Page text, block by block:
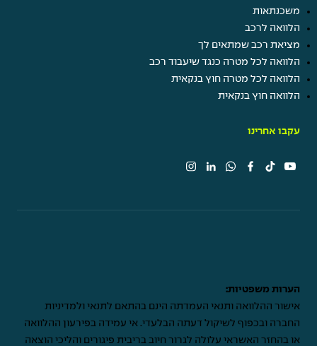
משכנתאות
הלוואה לרכב
מציאת רכב שמתאים לך
הלוואה לכל מטרה כנגד שיעבוד רכב
הלוואה לכל מטרה חוץ בנקאית
הלוואה חוץ בנקאית
עקבו אחרינו
הערות משפטיות:
אישור ההלוואה ותנאי העמדתה הינם בהתאם לתנאי ולמדיניות
החברה ובכפוף לשיקול דעתה הבלעדי. אי עמידה בפירעון ההלוואה
או בהחזר האשראי עלולה לגרור חיוב בריבית פיגורים והליכי הוצאה